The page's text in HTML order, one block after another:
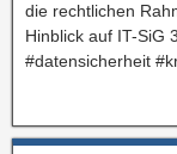
die rechtlichen
Hinblick auf IT-SiG
#datensicherheit